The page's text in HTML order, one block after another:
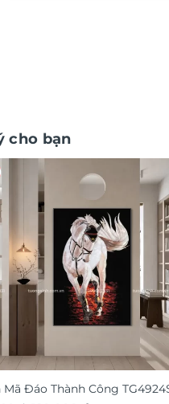
cho bạn
Mã Đáo Thành Công